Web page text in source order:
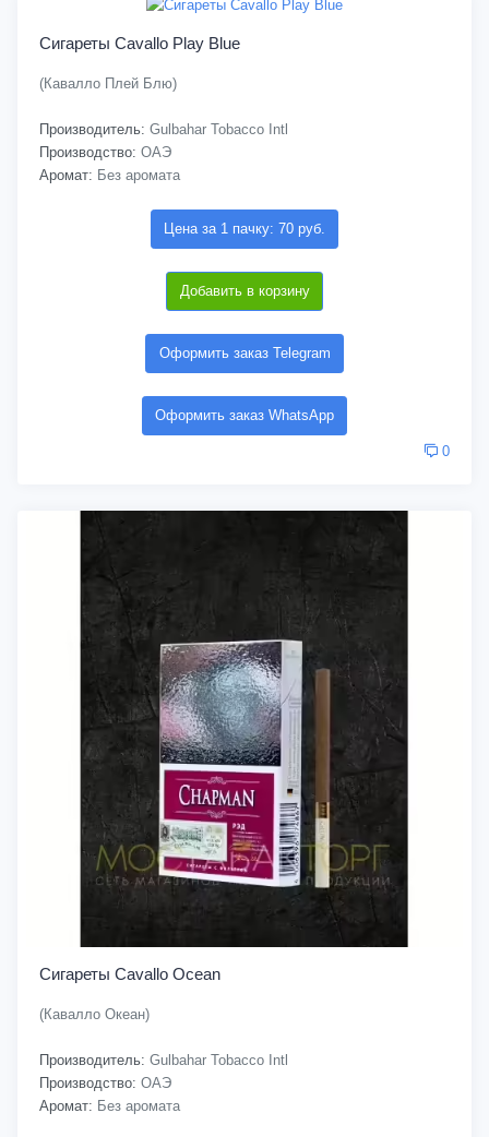
Сигареты Cavallo Play Blue
(Кавалло Плей Блю)
Производитель: Gulbahar Tobacco Intl
Производство: ОАЭ
Аромат: Без аромата
Цена за 1 пачку: 70 руб.
Добавить в корзину
Оформить заказ Telegram
Оформить заказ WhatsApp
0
Сигареты Cavallo Ocean
(Кавалло Океан)
Производитель: Gulbahar Tobacco Intl
Производство: ОАЭ
Аромат: Без аромата